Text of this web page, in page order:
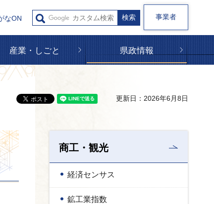
なON 事業者
産業・しごと 県政情報
更新日：2026年6月8日
商工・観光
経済センサス
鉱工業指数